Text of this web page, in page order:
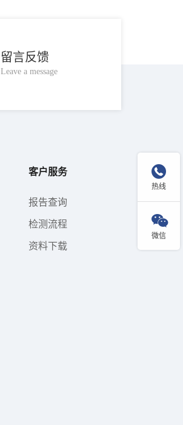
留言反馈
Leave a message
客户服务
报告查询
检测流程
资料下载

热线

微信